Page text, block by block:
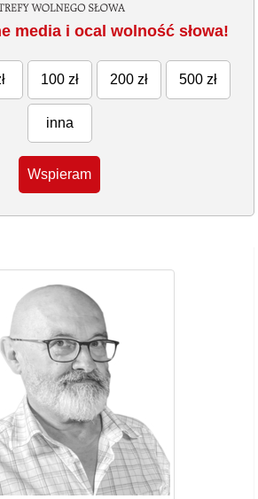
media i ocal wolność słowa!
100 zł 200 zł 500 zł
inna
Wspieram